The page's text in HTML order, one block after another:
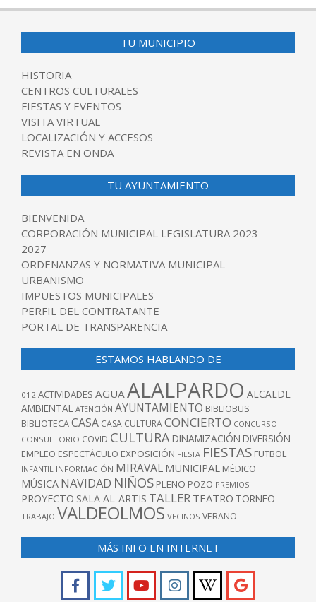
TU MUNICIPIO
HISTORIA
CENTROS CULTURALES
FIESTAS Y EVENTOS
VISITA VIRTUAL
LOCALIZACIÓN Y ACCESOS
REVISTA EN ONDA
TU AYUNTAMIENTO
BIENVENIDA
CORPORACIÓN MUNICIPAL LEGISLATURA 2023-
2027
ORDENANZAS Y NORMATIVA MUNICIPAL
URBANISMO
IMPUESTOS MUNICIPALES
PERFIL DEL CONTRATANTE
PORTAL DE TRANSPARENCIA
ESTAMOS HABLANDO DE
012 ACTIVIDADES AGUA ALALPARDO ALCALDE
AMBIENTAL ATENCIÓN AYUNTAMIENTO BIBLIOBUS
BIBLIOTECACASA CASA CULTURACONCIERTO CONCURSO
CONSULTORIO COVID CULTURA DINAMIZACIÓN DIVERSIÓN
EMPLEO ESPECTÁCULO EXPOSICIÓN FIESTA FIESTAS FUTBOL
INFANTIL INFORMACIÓN MIRAVAL MUNICIPAL MÉDICO
MÚSICA NAVIDAD NIÑOS PLENO POZO PREMIOS
PROYECTO SALA AL-ARTIS TALLER TEATRO TORNEO
TRABAJO VALDEOLMOS VECINOS VERANO
MÁS INFO EN INTERNET